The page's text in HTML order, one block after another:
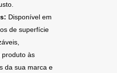
Disponível em
de superfície
produto às
da sua marca e